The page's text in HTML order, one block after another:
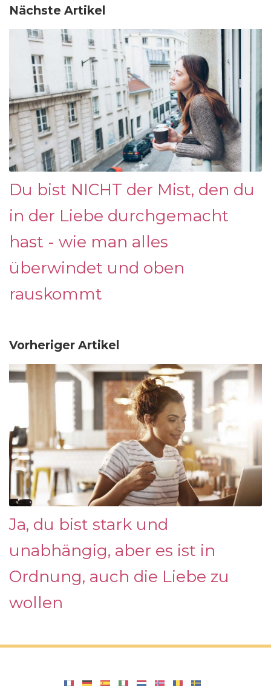
Nächste Artikel
Du bist NICHT der Mist, den du
in der Liebe durchgemacht
hast - wie man alles
überwindet und oben
rauskommt
Vorheriger Artikel
Ja, du bist stark und
unabhängig, aber es ist in
Ordnung, auch die Liebe zu
wollen